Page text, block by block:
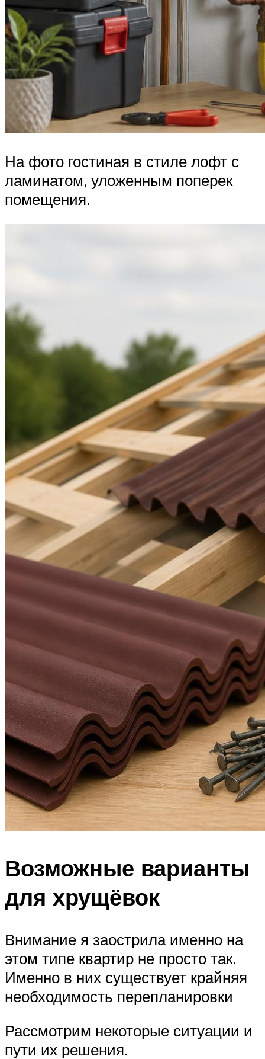
На фото гостиная в стиле лофт с
ламинатом, уложенным поперек
помещения.
Возможные варианты
для хрущёвок
Внимание я заострила именно на
этом типе квартир не просто так.
Именно в них существует крайняя
необходимость перепланировки
Рассмотрим некоторые ситуации и
пути их решения.